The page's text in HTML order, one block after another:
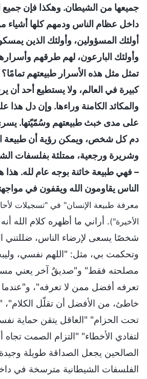
جميعها من الشيطان. وهكذا فإن جميع
داخل عظام الناس ودمهم كلها أشياء
أولئك المسؤولين، وأولئك الذين
وأولئك البارعون، لهم طرقهم
تمثل مثل هذه الأسرار طبيعتهم تمامًا؟
كبيرة في العالم، ولا يستطيع أحد أن
والمكائد الكامنة وراءها. وإن دل هذا
على مدى خبث طبيعتهم وسُمّيّتها.
دم كل شخص، ويمكن رؤية أن طبيعة
وشريرة ورجعية، ممتلئة بفلسفات
– فهي طبيعة خائنة بوجه عام لله.
الناس يقاومون الله ويقفون في
معرفة طبيعة الإنسان" في "تسجيلات
الأخيرة"). أراني ما أظهره كلام الله
شخصًا يسعى لإرضاء الناس، ضللتني
وتحكمت بي، مثل: "اللهم نفسي،
مصلحته فقط" و"صديقٌ آخر يعني
تعرفه أفضل ممن لا تعرفه"،
خاطئ، من الأفضل أن تقلّل الكلام"،
تحت الحزام" "العاقل يتقن حماية
لتفادي الأخطاء" "التزام الصمت تجاه
الصالحين يجعل الصداقة طويلة
الفلسفات الشيطانية مترسخة في